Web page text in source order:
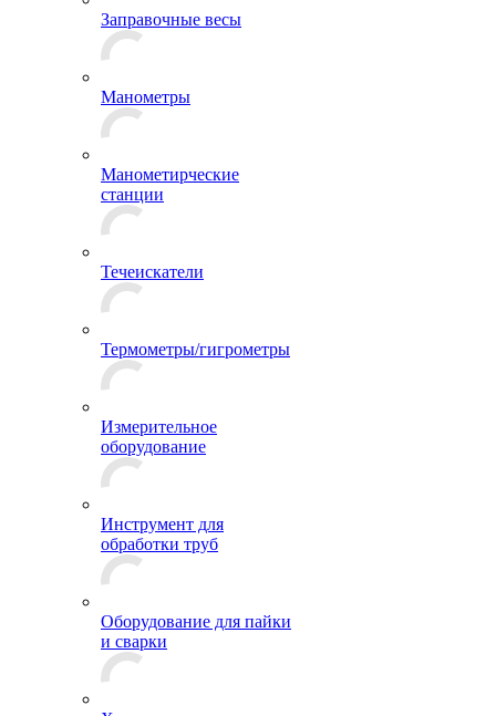
Заправочные весы
Манометры
Манометирческие
станции
Течеискатели
Термометры/гигрометры
Измерительное
оборудование
Инструмент для
обработки труб
Оборудование для пайки
и сварки